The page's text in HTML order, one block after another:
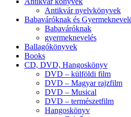
Antikvár nyelvkönyvek
Babaváróknak és
Babaváróknak
gyermeknevelés
Ballagókönyvek
Books
CD, DVD, Hangoskönyv
DVD – külföldi film
DVD – Magyar rajzfilm
DVD – Musical
DVD – természetfilm
Hangoskönyv